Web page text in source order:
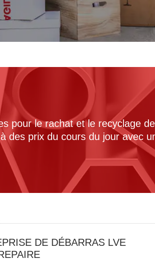
pour le rachat et le recyclage
des prix du cours du jour avec
DE DÉBARRAS LVE